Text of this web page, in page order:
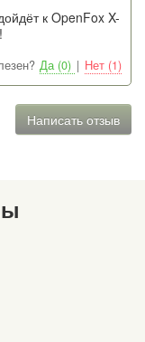
к OpenFox X-
Да (0) | Нет (1)
Написать отзыв